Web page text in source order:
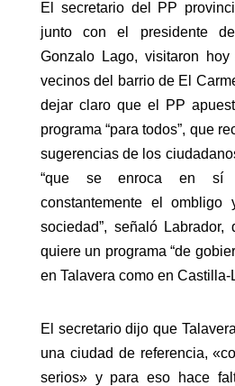
El secretario del PP
junto con el presidente
Gonzalo Lago, visitaron
vecinos del barrio de El
dejar claro que el PP
programa “para todos”, que
sugerencias de los
“que se enroca en sí
constantemente el
sociedad”, señaló
quiere un programa “de
en Talavera como en Castilla-
El secretario dijo que
una ciudad de referencia,
serios» y para eso hace